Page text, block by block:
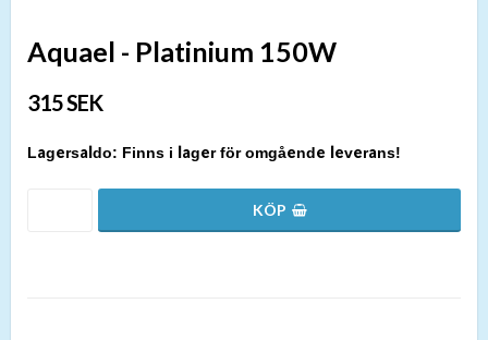
Aquael - Platinium 150W
315 SEK
Finns i lager för omgående leverans!